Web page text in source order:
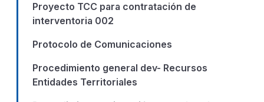
Proyecto TCC para contratación de
interventoria 002
Protocolo de Comunicaciones
Procedimiento general dev- Recursos
Entidades Territoriales